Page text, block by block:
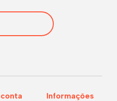
Informações